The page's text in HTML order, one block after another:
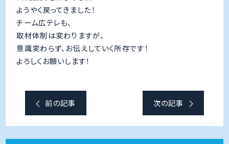
ようやく戻ってきました！
チーム広テレも、
取材体制は変わりますが、
意識変わらず、お伝えしていく所存です！
よろしくお願いします！
前の記事 次の記事